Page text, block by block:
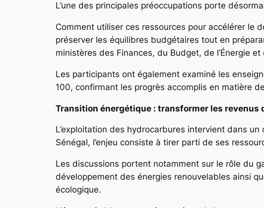
L’une des principales préoccupations porte
Comment utiliser ces ressources pour accélérer le
préserver les équilibres budgétaires tout en
ministères des Finances, du Budget, de l’Énergie
Les participants ont également examiné les
100, confirmant les progrès accomplis en matière
Transition énergétique : transformer les revenus
L’exploitation des hydrocarbures intervient dans
Sénégal, l’enjeu consiste à tirer parti de ses
Les discussions portent notamment sur le rôle du
développement des énergies renouvelables ainsi
écologique.